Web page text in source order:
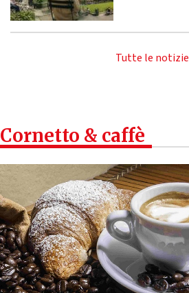
Tutte le notizie
Cornetto & caffè